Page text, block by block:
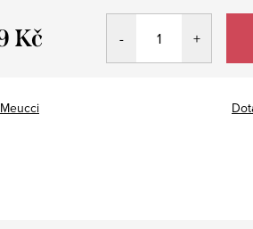
Kč
Meucci